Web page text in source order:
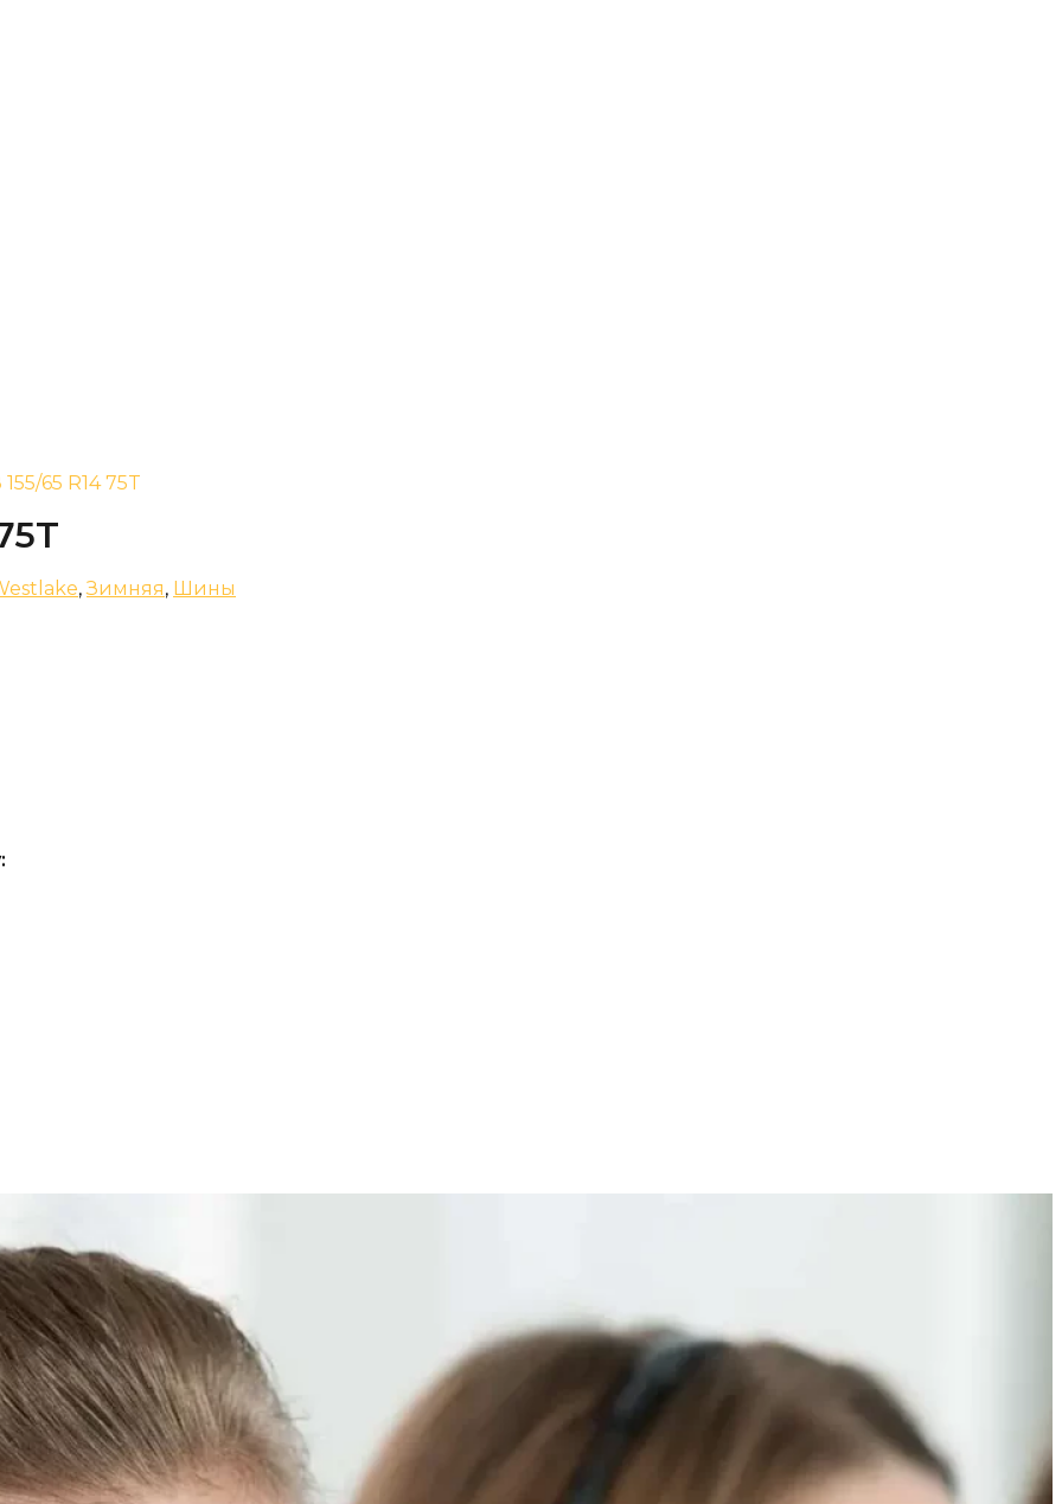
65 R14 75T
,Зимняя, Шины